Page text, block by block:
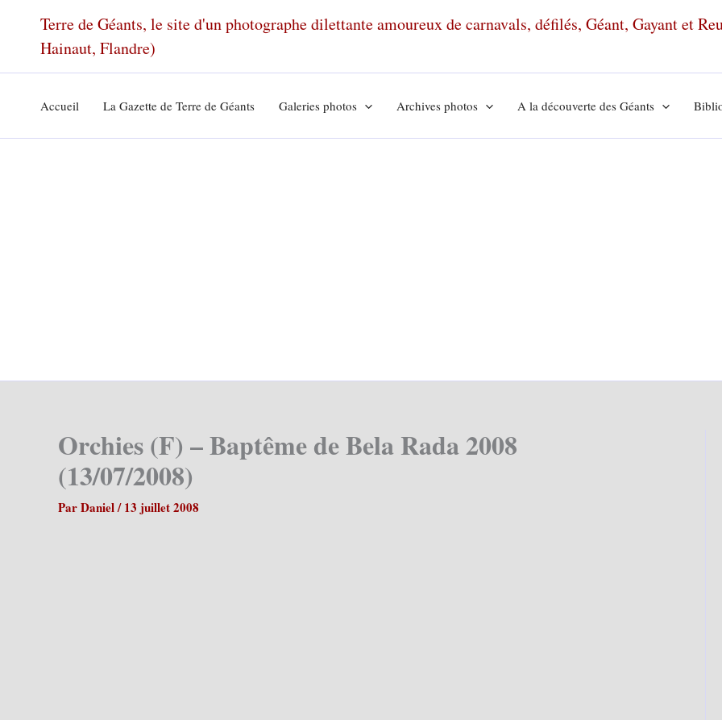
Terre de Géants, le site d'un photographe dilettante amoureux de carnavals, défilés, Géant, Gayant et
Hainaut, Flandre)
Accueil La Gazette de Terre de Géants Galeries photos Archives photos A la découverte des Géants
Orchies (F) – Baptême de Bela Rada 2008
(13/07/2008)
ParDaniel/13 juillet 2008